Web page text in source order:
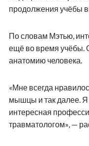
продолжения учёбы
По словам Мэтью,
ещё во время учёбы.
анатомию человека.
«Мне всегда
мышцы и так далее. Я
интересная
травматологом», —